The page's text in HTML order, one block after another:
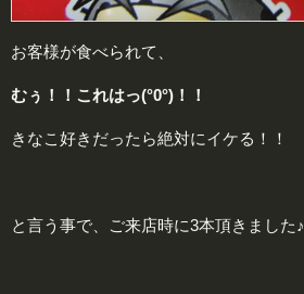
お客様が食べられて、
むぅ！！これはっ(°0°)！！
きなこ好きだったら絶対にイケる！！
と言う事で、ご来店時に3本頂きました♪